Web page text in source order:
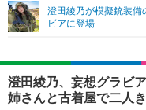
ショッピング
エンタメTOP
音楽
ライフ
ライフTOP
ペット
リリース一覧
プッシュ通知の停止方法
澄田綾乃が模擬銃装備
ビアに登場
澄田綾乃、妄想グラビ
姉さんと古着屋で二人